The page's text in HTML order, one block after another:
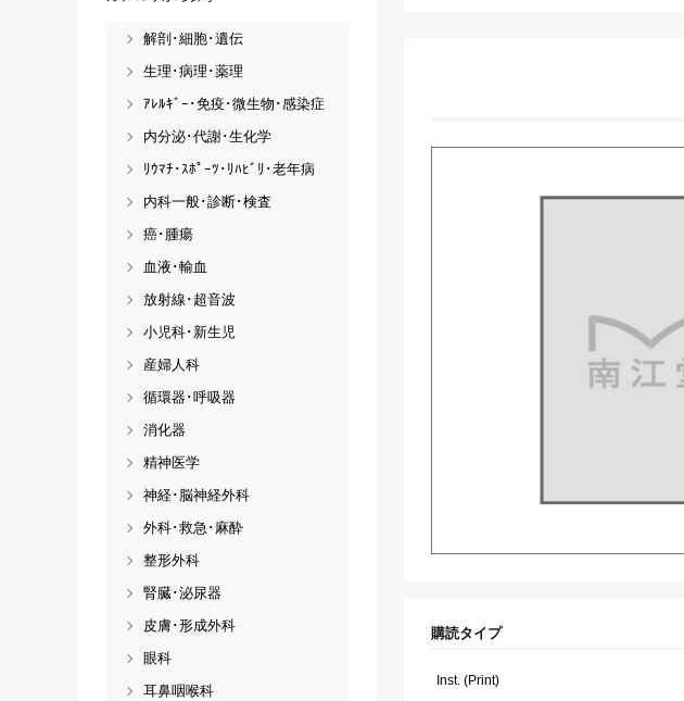
購読タイプ
Inst. (Print)
解剖･細胞･遺伝
生理･病理･薬理
ｱﾚﾙｷﾞｰ･免疫･微生物･感染症
内分泌･代謝･生化学
ﾘｳﾏﾁ･ｽﾎﾟｰﾂ･ﾘﾊﾋﾞﾘ･老年病
内科一般･診断･検査
癌･腫瘍
血液･輸血
放射線･超音波
小児科･新生児
産婦人科
循環器･呼吸器
消化器
精神医学
神経･脳神経外科
外科･救急･麻酔
整形外科
腎臓･泌尿器
皮膚･形成外科
眼科
耳鼻咽喉科